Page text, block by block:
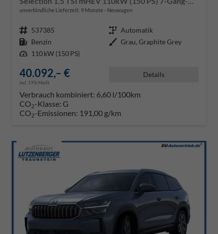
unverbindliche Lieferzeit: 9 Monate Neuwagen
Fahrzeugnr. 537385 Getriebe Automatik
Kraftstoff Benzin Außenfarbe Grau, Graphite Grey
Leistung 110 kW (150 PS)
40.092,– €
incl. 19% MwSt.
Details
Verbrauch kombiniert: 6,60 l/100km
CO2-Klasse: G
CO2-Emissionen: 191,00 g/km